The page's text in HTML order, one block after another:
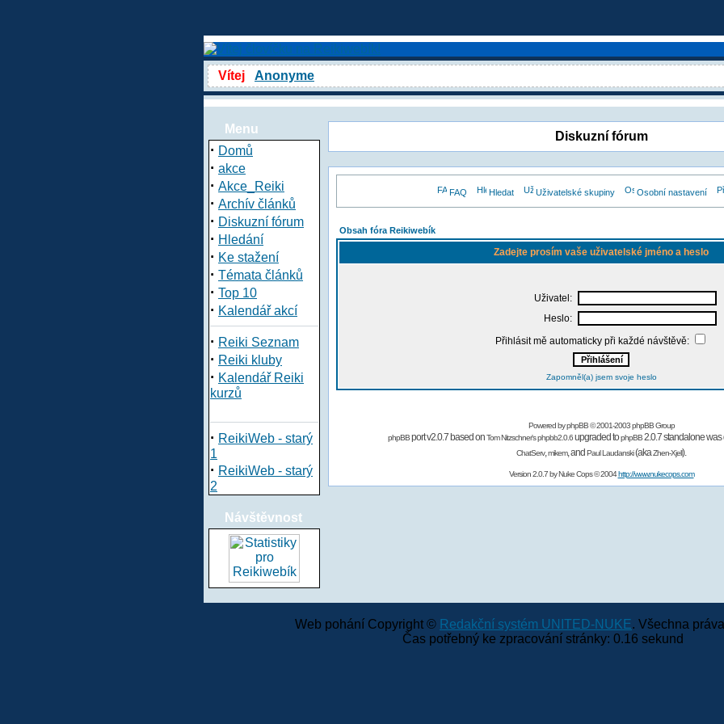
Vítej Anonyme
Menu
· Domů
· akce
· Akce_Reiki
· Archív článků
· Diskuzní fórum
· Hledání
· Ke stažení
· Témata článků
· Top 10
· Kalendář akcí
· Reiki Seznam
· Reiki kluby
· Kalendář Reiki
kurzů
· ReikiWeb - starý
1
· ReikiWeb - starý
2
Návštěvnost
Diskuzní fórum
FAQ Hledat Uživatelské skupiny Osobní nastavení
Obsah fóra Reikiwebík
Zadejte prosím vaše uživatelské jméno a heslo
Uživatel:
Heslo:
Přihlásit mě automaticky při každé návštěvě:
Zapomněl(a) jsem svoje heslo
Powered byphpBB© 2001-2003 phpBB Group
phpBBport v2.0.7 based onTom Nitzschner'sphpbb2.0.6upgraded tophpBB2.0.7 standalone
ChatServ,mikem,and Paul Laudanski(akaZhen-Xjell).
Version 2.0.7 byNuke Cops© 2004http://www.nukecops.com
Web pohání Copyright © Redakční systém UNITED-NUKE. Všechna
Čas potřebný ke zpracování stránky: 0.16 sekund